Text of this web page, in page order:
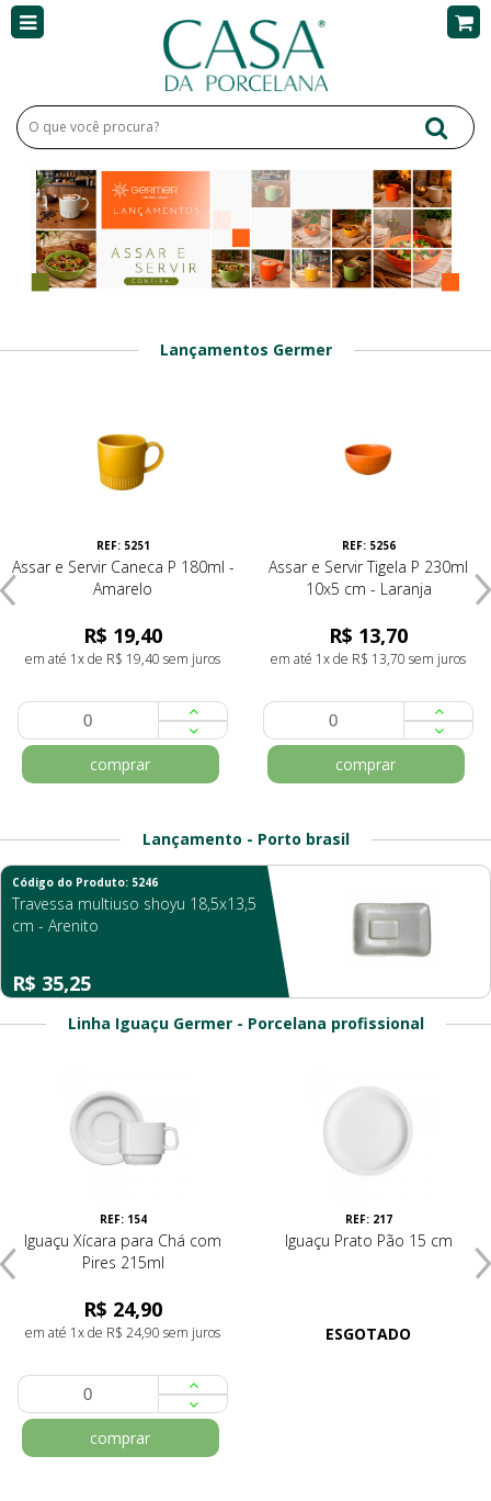
Lançamentos Germer
REF: 5251
Assar e Servir Caneca P 180ml -
Amarelo
R$ 19,40
em até 1x de R$ 19,40 sem juros
comprar
REF: 5256
Assar e Servir Tigela P 230ml
10x5 cm - Laranja
R$ 13,70
em até 1x de R$ 13,70 sem juros
comprar
Lançamento - Porto brasil
Código do Produto: 5246
Travessa multiuso shoyu 18,5x13,5
cm - Arenito
R$ 35,25
Linha Iguaçu Germer - Porcelana profissional
REF: 154
Iguaçu Xícara para Chá com
Pires 215ml
R$ 24,90
em até 1x de R$ 24,90 sem juros
comprar
REF: 217
Iguaçu Prato Pão 15 cm
ESGOTADO